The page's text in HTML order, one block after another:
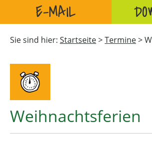
E-MAIL
Sie sind hier: Startseite>Termine>
Weihnachtsferien